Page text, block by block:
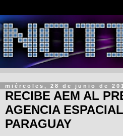
miércoles, 28 de junio de
RECIBE AEM AL
AGENCIA
PARAGUAY